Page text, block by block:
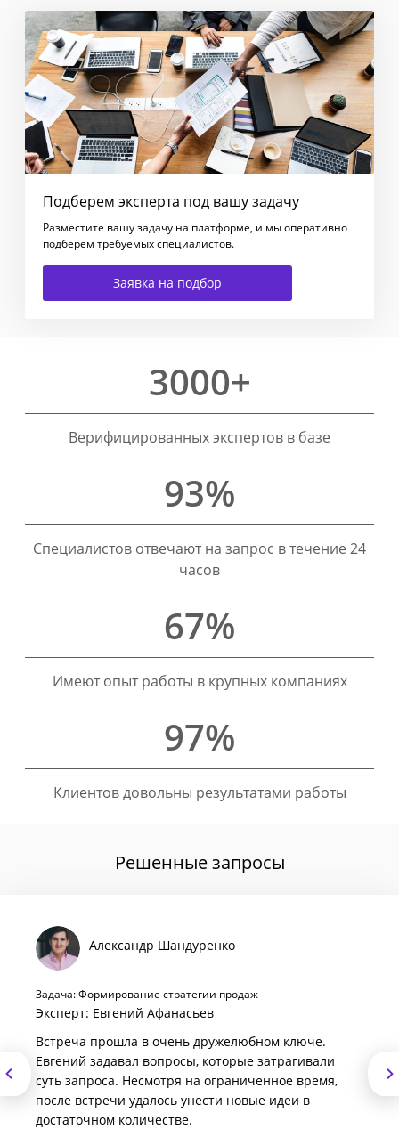
Подберем эксперта под вашу задачу
Разместите вашу задачу на платформе, и мы оперативно
подберем требуемых специалистов.
Заявка на подбор
3000+
Верифицированных экспертов в базе
93%
Специалистов отвечают на запрос в течение 24
часов
67%
Имеют опыт работы в крупных компаниях
97%
Клиентов довольны результатами работы
Решенные запросы
Александр Шандуренко
Задача: Формирование стратегии продаж
Эксперт: Евгений Афанасьев
Встреча прошла в очень дружелюбном ключе.
Евгений задавал вопросы, которые затрагивали
суть запроса. Несмотря на ограниченное время,
после встречи удалось унести новые идеи в
достаточном количестве.